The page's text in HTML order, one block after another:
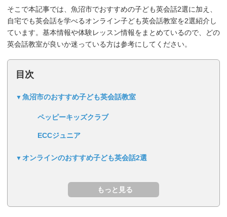
そこで本記事では、魚沼市でおすすめの子ども英会話2選に加え、
自宅でも英会話を学べるオンライン子ども英会話教室を2選紹介し
ています。基本情報や体験レッスン情報をまとめているので、どの
英会話教室が良いか迷っている方は参考にしてください。
目次
魚沼市のおすすめ子ども英会話教室
ペッピーキッズクラブ
ECCジュニア
オンラインのおすすめ子ども英会話2選